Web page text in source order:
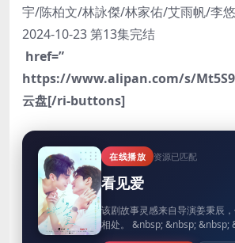
宇/陈柏文/林詠傑/林家佑/艾雨帆/李悠
2024-10-23 第13集完结
href=”
https://www.alipan.com/s/
云盘[/ri-buttons]
在线播放 资源已匹配
看见爱
该剧故事灵感来自导演姜秉辰
相处。 &nbsp; &nbsp; &nbsp;